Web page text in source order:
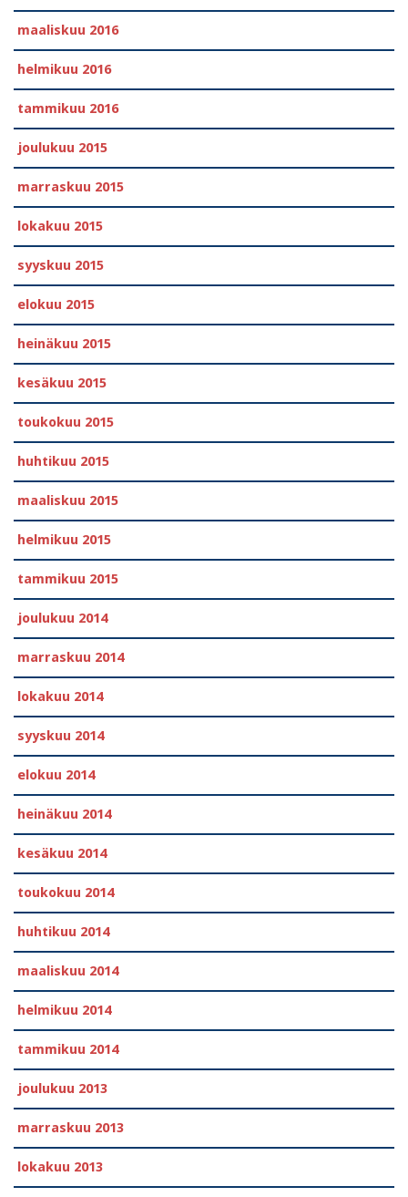
maaliskuu 2016
helmikuu 2016
tammikuu 2016
joulukuu 2015
marraskuu 2015
lokakuu 2015
syyskuu 2015
elokuu 2015
heinäkuu 2015
kesäkuu 2015
toukokuu 2015
huhtikuu 2015
maaliskuu 2015
helmikuu 2015
tammikuu 2015
joulukuu 2014
marraskuu 2014
lokakuu 2014
syyskuu 2014
elokuu 2014
heinäkuu 2014
kesäkuu 2014
toukokuu 2014
huhtikuu 2014
maaliskuu 2014
helmikuu 2014
tammikuu 2014
joulukuu 2013
marraskuu 2013
lokakuu 2013